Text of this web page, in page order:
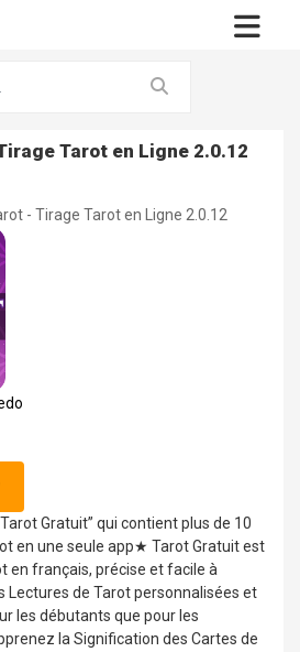
Tarot en Ligne 2.0.12
- Tirage Tarot en Ligne 2.0.12
Gratuit” qui contient plus de 10
en une seule app★ Tarot Gratuit est
en français, précise et facile à
Lectures de Tarot personnalisées et
les débutants que pour les
la Signification des Cartes de